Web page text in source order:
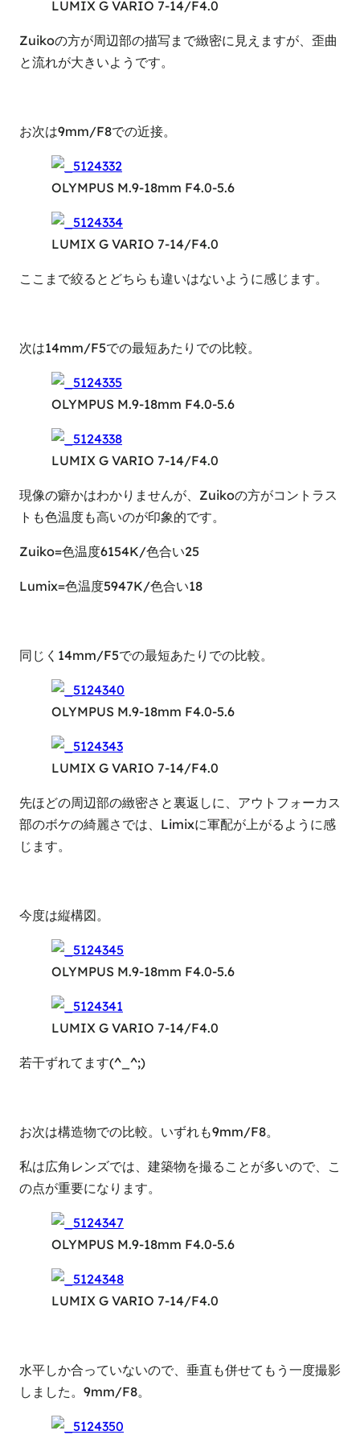
LUMIX G VARIO 7-14/F4.0
Zuikoの方が周辺部の描写まで緻密に見えますが、歪曲
と流れが大きいようです。
お次は9mm/F8での近接。
OLYMPUS M.9-18mm F4.0-5.6
LUMIX G VARIO 7-14/F4.0
ここまで絞るとどちらも違いはないように感じます。
次は14mm/F5での最短あたりでの比較。
OLYMPUS M.9-18mm F4.0-5.6
LUMIX G VARIO 7-14/F4.0
現像の癖かはわかりませんが、Zuikoの方がコントラス
トも色温度も高いのが印象的です。
Zuiko=色温度6154K/色合い25
Lumix=色温度5947K/色合い18
同じく14mm/F5での最短あたりでの比較。
OLYMPUS M.9-18mm F4.0-5.6
LUMIX G VARIO 7-14/F4.0
先ほどの周辺部の緻密さと裏返しに、アウトフォーカス
部のボケの綺麗さでは、Limixに軍配が上がるように感
じます。
今度は縦構図。
OLYMPUS M.9-18mm F4.0-5.6
LUMIX G VARIO 7-14/F4.0
若干ずれてます(^_^;)
お次は構造物での比較。いずれも9mm/F8。
私は広角レンズでは、建築物を撮ることが多いので、こ
の点が重要になります。
OLYMPUS M.9-18mm F4.0-5.6
LUMIX G VARIO 7-14/F4.0
水平しか合っていないので、垂直も併せてもう一度撮影
しました。9mm/F8。